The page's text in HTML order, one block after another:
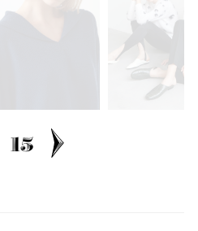
15